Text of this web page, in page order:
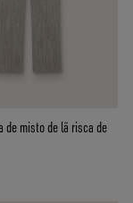
de misto de lã risca de